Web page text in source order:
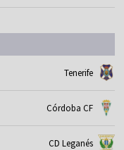
Tenerife
Córdoba CF
CD Leganés